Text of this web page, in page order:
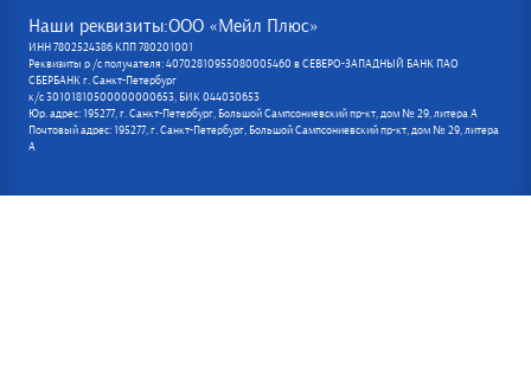
Наши реквизиты:ООО «Мейл Плюс»
ИНН 7802524386 КПП 780201001
Реквизиты р /с получателя: 40702810955080005460 в СЕВЕРО-ЗАПАДНЫЙ БАНК ПАО
СБЕРБАНК г. Санкт-Петербург
к/с 30101810500000000653, БИК 044030653
Юр. адрес: 195277, г. Санкт-Петербург, Большой Сампсониевский пр-кт, дом № 29, литера А
Почтовый адрес: 195277, г. Санкт-Петербург, Большой Сампсониевский пр-кт, дом № 29, литера
А